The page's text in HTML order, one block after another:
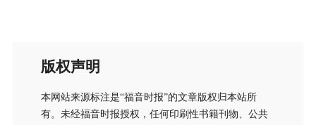
版权声明
本网站来源标注是“福音时报”的文章版权归本站所
有。未经福音时报授权，任何印刷性书籍刊物、公共